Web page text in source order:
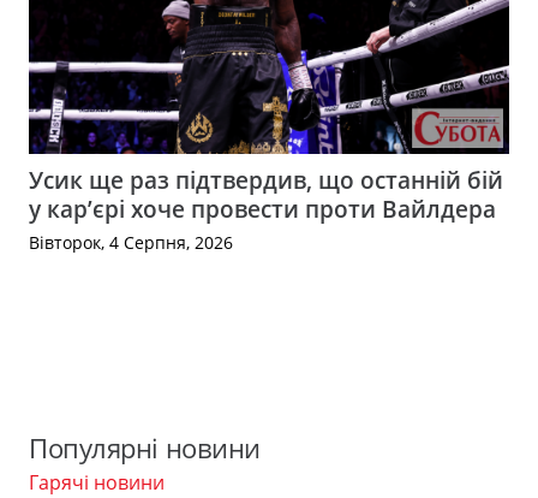
Усик ще раз підтвердив, що останній бій
у кар’єрі хоче провести проти Вайлдера
Вівторок, 4 Серпня, 2026
Популярні новини
Гарячі новини